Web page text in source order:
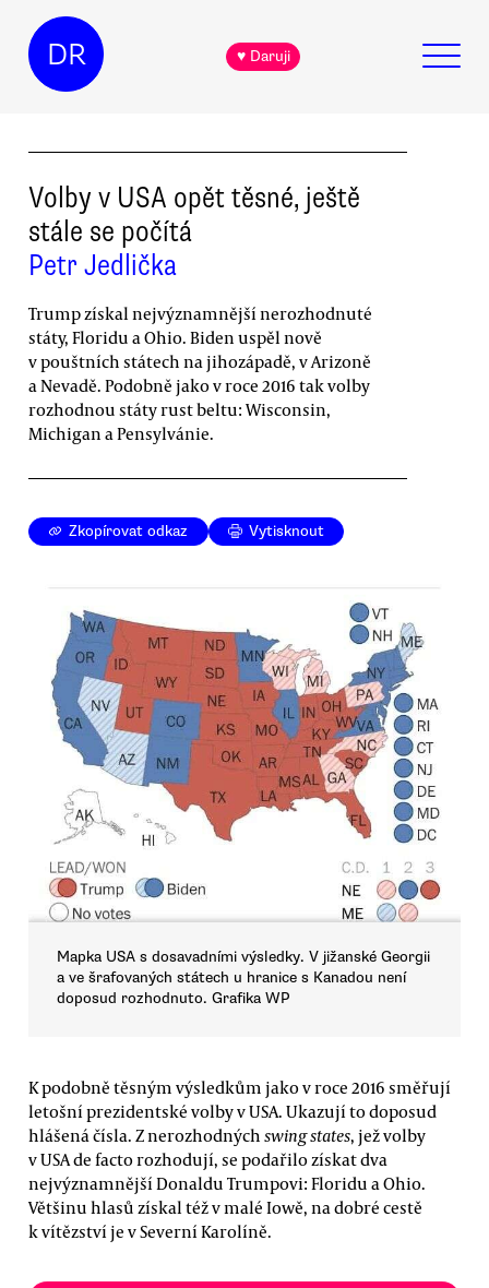
DR ♥ Daruji
Volby v USA opět těsné, ještě
stále se počítá
Petr Jedlička
Trump získal nejvýznamnější nerozhodnuté
státy, Floridu a Ohio. Biden uspěl nově
v pouštních státech na jihozápadě, v Arizoně
a Nevadě. Podobně jako v roce 2016 tak volby
rozhodnou státy rust beltu: Wisconsin,
Michigan a Pensylvánie.
Zkopírovat odkaz Vytisknout
Mapka USA s dosavadními výsledky. V jižanské Georgii
a ve šrafovaných státech u hranice s Kanadou není
doposud rozhodnuto. Grafika WP
K podobně těsným výsledkům jako v roce 2016 směřují
letošní prezidentské volby v USA. Ukazují to doposud
hlášená čísla. Z nerozhodných swing states, jež volby
v USA de facto rozhodují, se podařilo získat dva
nejvýznamnější Donaldu Trumpovi: Floridu a Ohio.
Většinu hlasů získal též v malé Iowě, na dobré cestě
k vítězství je v Severní Karolíně.